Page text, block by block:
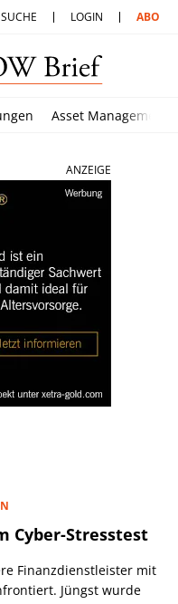
SUCHE LOGIN ABO
Asset Management
ANZEIGE
Cyber-Stresstest
Finanzdienstleister mit
Jüngst wurde